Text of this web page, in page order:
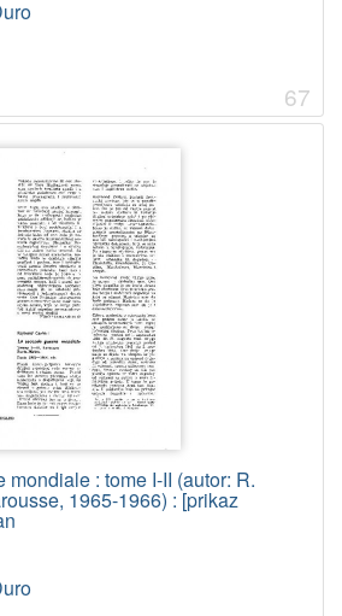
67
mondiale : tome I-II (autor: R.
1965-1966) : [prikaz